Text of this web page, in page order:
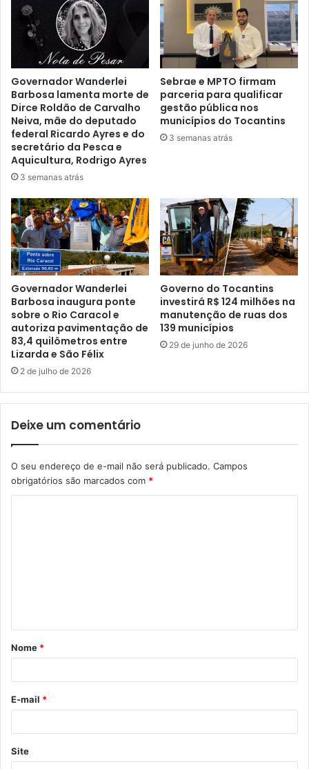
Governador Wanderlei
Barbosa lamenta morte de
Dirce Roldão de Carvalho
Neiva, mãe do deputado
federal Ricardo Ayres e do
secretário da Pesca e
Aquicultura, Rodrigo Ayres
3 semanas atrás
Sebrae e MPTO firmam
parceria para qualificar
gestão pública nos
municípios do Tocantins
3 semanas atrás
Governador Wanderlei
Barbosa inaugura ponte
sobre o Rio Caracol e
autoriza pavimentação de
83,4 quilômetros entre
Lizarda e São Félix
2 de julho de 2026
Governo do Tocantins
investirá R$ 124 milhões na
manutenção de ruas dos
139 municípios
29 de junho de 2026
Deixe um comentário
O seu endereço de e-mail não será publicado. Campos
obrigatórios são marcados com *
á
r
*
Nome *
E-mail *
Site